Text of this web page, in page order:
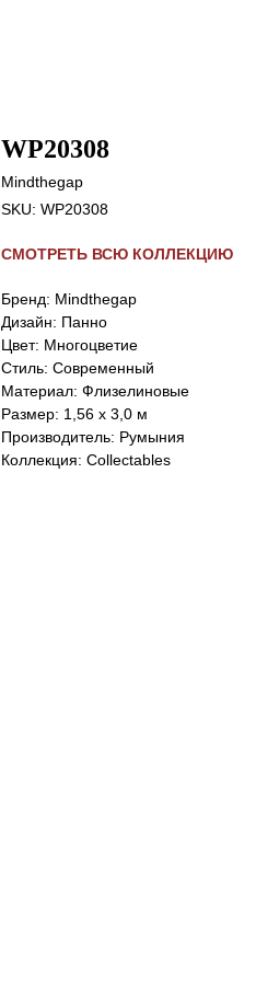
WP20308
Mindthegap
SKU: WP20308
СМОТРЕТЬ ВСЮ КОЛЛЕКЦИЮ
Бренд: Mindthegap
Дизайн: Панно
Цвет: Многоцветие
Стиль: Cовременный
Материал: Флизелиновые
Размер: 1,56 x 3,0 м
Производитель: Румыния
Коллекция: Collectables